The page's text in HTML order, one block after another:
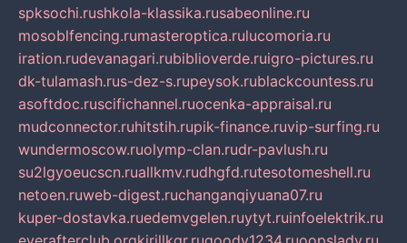
spksochi.rushkola-klassika.rusabeonline.ru
mosoblfencing.rumasteroptica.rulucomoria.ru
iration.rudevanagari.rubiblioverde.ruigro-pictures.ru
dk-tulamash.rus-dez-s.rupeysok.rublackcountess.ru
asoftdoc.ruscifichannel.ruocenka-appraisal.ru
mudconnector.ruhitstih.rupik-finance.ruvip-surfing.ru
wundermoscow.ruolymp-clan.rudr-pavlush.ru
su2lgyoeucscn.ruallkmv.rudhgfd.rutesotomeshell.ru
netoen.ruweb-digest.ruchanganqiyuana07.ru
kuper-dostavka.ruedemvgelen.ruytyt.ruinfoelektrik.ru